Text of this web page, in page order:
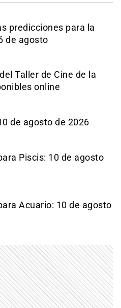
predicciones para la
de agosto
Taller de Cine de la
online
de agosto de 2026
Piscis: 10 de agosto
Acuario: 10 de agosto